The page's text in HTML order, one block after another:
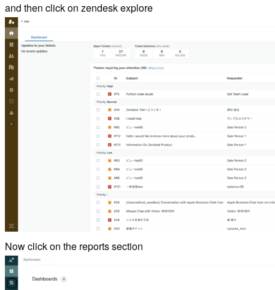
and then click on zendesk explore
Now click on the reports section